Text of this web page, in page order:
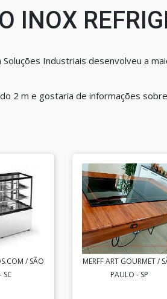
INOX
Industriais desenvolveu a
2 m e gostaria de informações
/ SÃO
SC
MERFF ART GOURMET /
PAULO - SP